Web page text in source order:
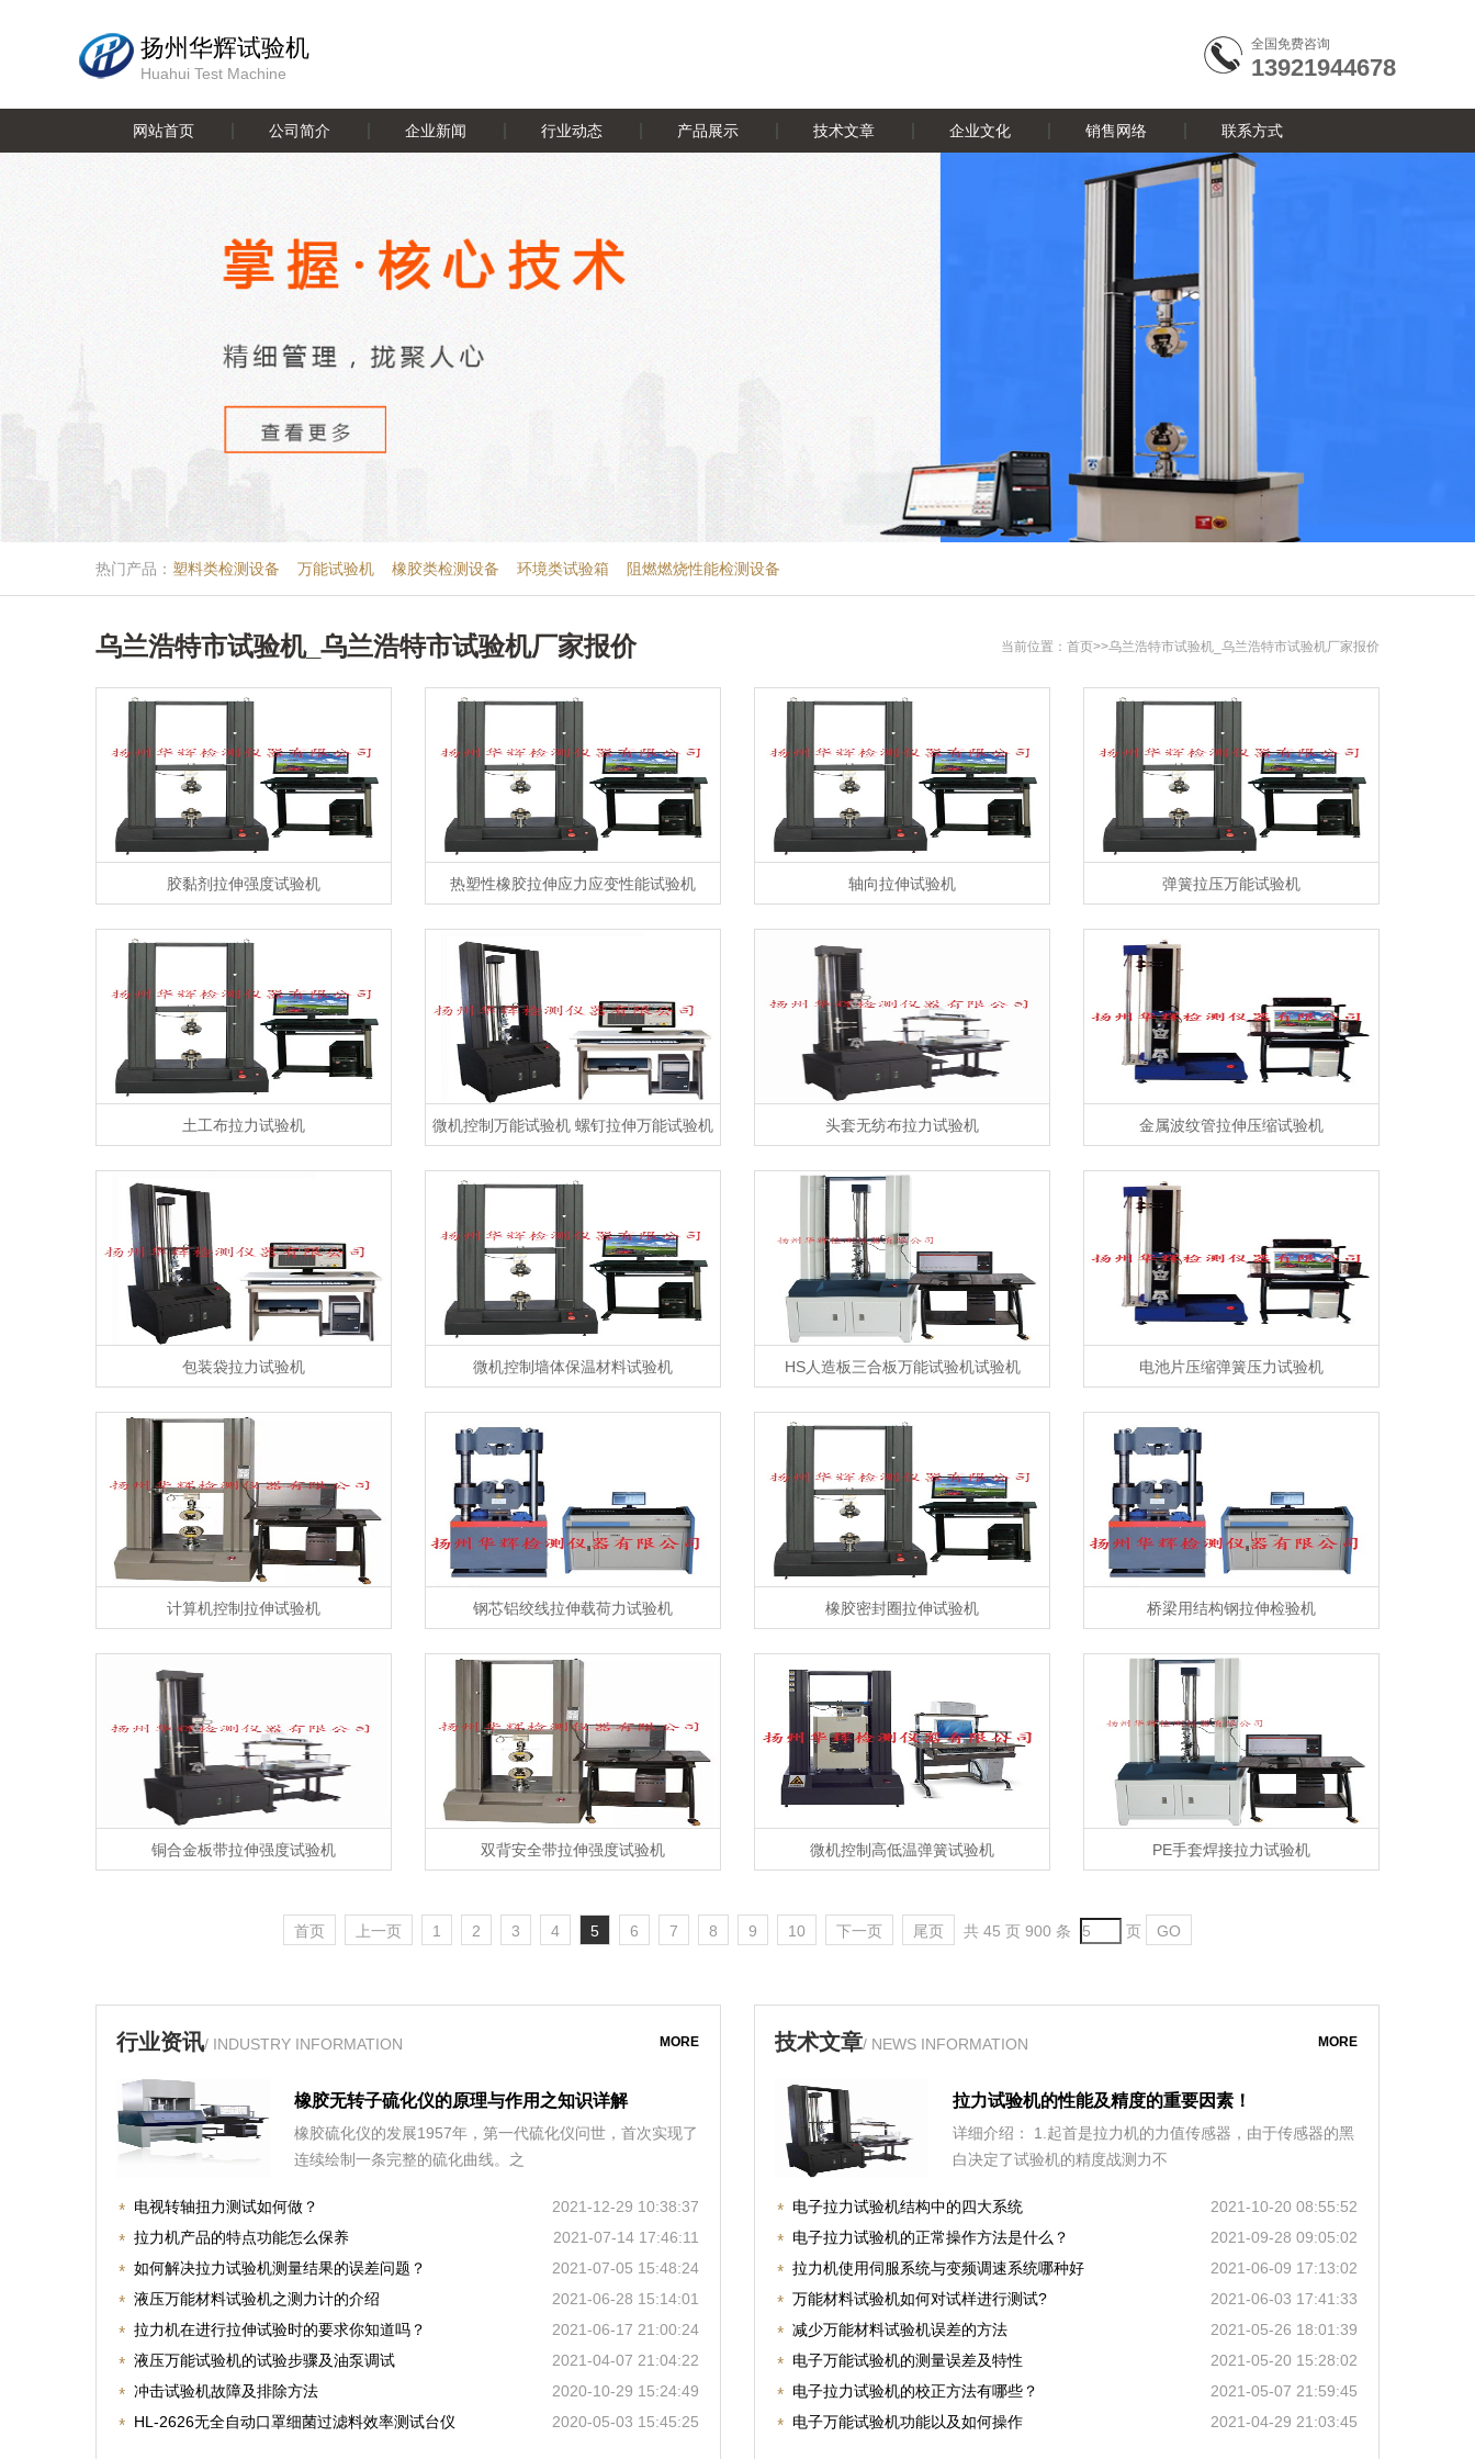
扬州华辉试验机
Huahui Test Machine
全国免费咨询
13921944678
网站首页 公司简介 企业新闻 行业动态 产品展示 技术文章 企业文化 销售网络 联系方式
热门产品： 塑料类检测设备 万能试验机 橡胶类检测设备 环境类试验箱 阻燃燃烧性能检测设备
乌兰浩特市试验机_乌兰浩特市试验机厂家报价 当前位置： 首页>>乌兰浩特市试验机_乌兰浩特市试验机厂家报价
胶黏剂拉伸强度试验机 热塑性橡胶拉伸应力应变性能试验机 轴向拉伸试验机 弹簧拉压万能试验机
土工布拉力试验机 微机控制万能试验机 螺钉拉伸万能试验机
微机控制电子万能试验机
头套无纺布拉力试验机 金属波纹管拉伸压缩试验机
包装袋拉力试验机 微机控制墙体保温材料试验机 HS人造板三合板万能试验机试验机 电池片压缩弹簧压力试验机
计算机控制拉伸试验机 钢芯铝绞线拉伸载荷力试验机 橡胶密封圈拉伸试验机 桥梁用结构钢拉伸检验机
铜合金板带拉伸强度试验机 双背安全带拉伸强度试验机 微机控制高低温弹簧试验机 PE手套焊接拉力试验机
首页 上一页 1 2 3 4 5 6 7 8 9 10 下一页 尾页 共 45 页 900 条 页 GO
行业资讯/ INDUSTRY INFORMATION MORE
橡胶无转子硫化仪的原理与作用之知识详解
橡胶硫化仪的发展1957年，第一代硫化仪问世，首次实现了
连续绘制一条完整的硫化曲线。之
2021-12-29 10:38:37
电视转轴扭力测试如何做？
2021-07-14 17:46:11
拉力机产品的特点功能怎么保养
2021-07-05 15:48:24
如何解决拉力试验机测量结果的误差问题？
2021-06-28 15:14:01
液压万能材料试验机之测力计的介绍
2021-06-17 21:00:24
拉力机在进行拉伸试验时的要求你知道吗？
2021-04-07 21:04:22
液压万能试验机的试验步骤及油泵调试
2020-10-29 15:24:49
冲击试验机故障及排除方法
2020-05-03 15:45:25
HL-2626无全自动口罩细菌过滤料效率测试台仪
技术文章/ NEWS INFORMATION MORE
拉力试验机的性能及精度的重要因素！
详细介绍： 1.起首是拉力机的力值传感器，由于传感器的黑
白决定了试验机的精度战测力不
2021-10-20 08:55:52
电子拉力试验机结构中的四大系统
2021-09-28 09:05:02
电子拉力试验机的正常操作方法是什么？
2021-06-09 17:13:02
拉力机使用伺服系统与变频调速系统哪种好
2021-06-03 17:41:33
万能材料试验机如何对试样进行测试?
2021-05-26 18:01:39
减少万能材料试验机误差的方法
2021-05-20 15:28:02
电子万能试验机的测量误差及特性
2021-05-07 21:59:45
电子拉力试验机的校正方法有哪些？
2021-04-29 21:03:45
电子万能试验机功能以及如何操作